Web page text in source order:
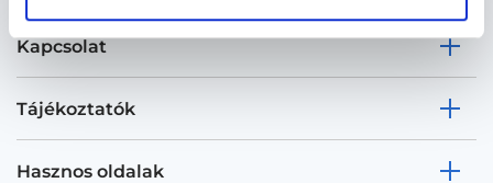
Kapcsolat
Tájékoztatók
Hasznos oldalak